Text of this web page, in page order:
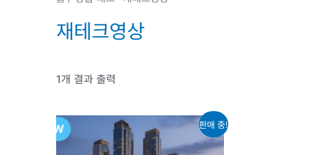
재테크영상
1개 결과 출력
판매 중!
원래
가격:
120,000원.
가격:
70,000원.